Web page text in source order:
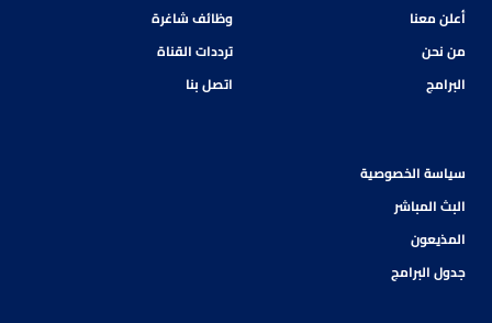
أعلن معنا
من نحن
البرامج
وظائف شاغرة
ترددات القناة
اتصل بنا
سياسة الخصوصية
البث المباشر
المذيعون
جدول البرامج